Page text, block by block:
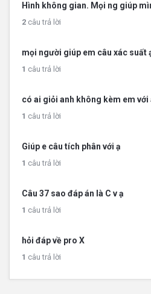
Hình không gian. Mọi ng giúp
2 câu trả lời
mọi người giúp em câu xác suất
1 câu trả lời
có ai giỏi anh không kèm em với
1 câu trả lời
Giúp e câu tích phân với ạ
1 câu trả lời
Câu 37 sao đáp án là C v ạ
1 câu trả lời
hỏi đáp về pro X
1 câu trả lời